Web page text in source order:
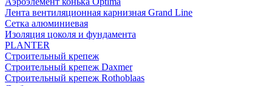
Лента вентиляционная карнизная Grand Line
Сетка алюминиевая
Изоляция цоколя и фундамента
PLANTER
Строительный крепеж
Строительный крепеж Daxmer
Строительный крепеж Rothoblaas